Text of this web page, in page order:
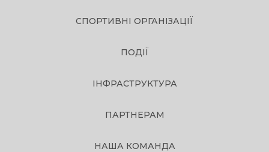
СПОРТИВНІ ОРГАНІЗАЦІЇ
ПОДІЇ
ІНФРАСТРУКТУРА
ПАРТНЕРАМ
НАША КОМАНДА